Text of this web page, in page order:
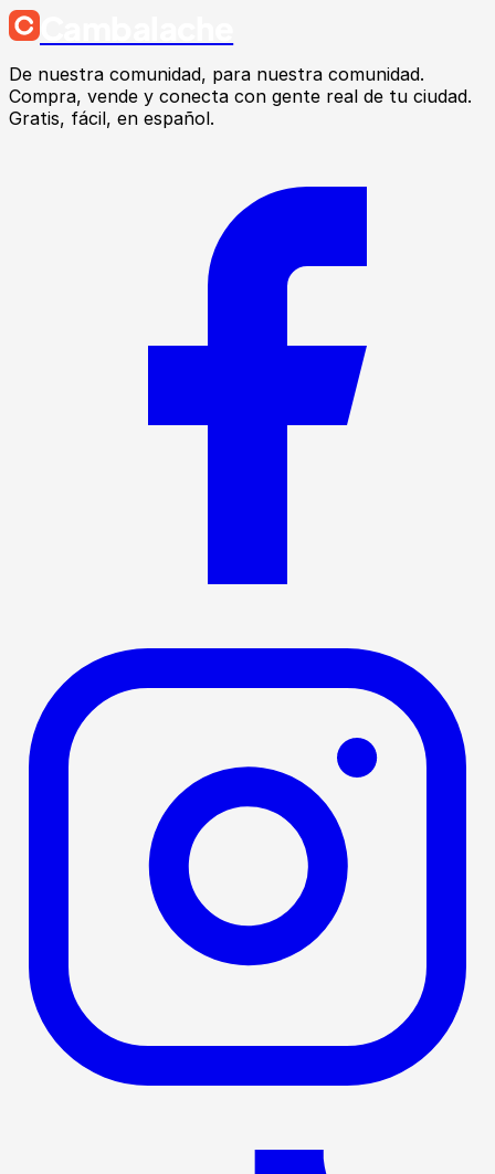
De nuestra comunidad, para nuestra comunidad.
Compra, vende y conecta con gente real de tu ciudad.
Gratis, fácil, en español.